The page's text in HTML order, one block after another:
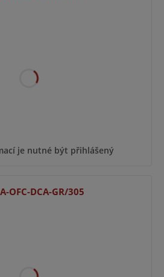
je nutné být přihlášený
OFC-DCA-GR/305